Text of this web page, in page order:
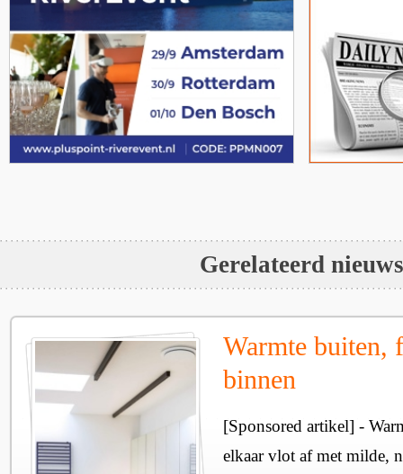
Gerelateerd nieuws
Warmte buiten,
binnen
[Sponsored artikel] -
elkaar vlot af met milde,